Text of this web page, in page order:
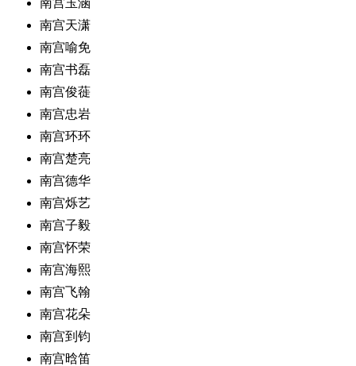
南宫天潇
南宫喻免
南宫书磊
南宫俊蓰
南宫忠岩
南宫环环
南宫楚亮
南宫德华
南宫烁艺
南宫子毅
南宫怀荣
南宫海熙
南宫飞翰
南宫花朵
南宫到钧
南宫晗笛